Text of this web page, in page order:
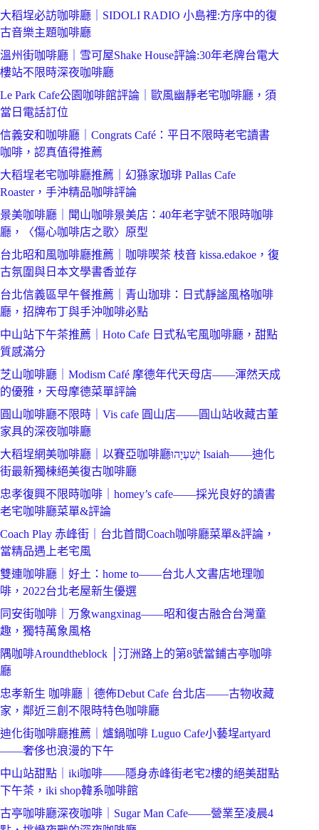
大稻埕必訪咖啡廳｜SIDOLI RADIO 小島裡:方序中的復
古音樂主題咖啡廳
溫州街咖啡廳｜雪可屋Shake House評論:30年老牌台電大
樓站不限時深夜咖啡廳
Le Park Cafe公園咖啡館評論｜歐風幽靜老宅咖啡廳，須
當日電話訂位
信義安和咖啡廳｜Congrats Café：平日不限時老宅讀書
咖啡，認真值得推薦
大稻埕老宅咖啡廳推薦｜幻猻家珈琲 Pallas Cafe
Roaster，手沖精品咖啡評論
景美咖啡廳｜聞山咖啡景美店：40年老字號不限時咖啡
廳，〈傷心咖啡店之歌〉原型
台北昭和風咖啡廳推薦｜咖啡喫茶 枝音 kissa.edakoe，復
古氛圍與日本文學書香並存
台北信義區早午餐推薦｜青山珈琲：日式靜謐風格咖啡
廳，招牌布丁與手沖咖啡必點
中山站下午茶推薦｜Hoto Cafe 日式私宅風咖啡廳，甜點
質感滿分
芝山咖啡廳｜Modism Café 摩德年代天母店——渾然天成
的優雅，天母摩德菜單評論
圓山咖啡廳不限時｜Vis cafe 圓山店——圓山站收藏古董
家具的深夜咖啡廳
大稻埕網美咖啡廳｜以賽亞咖啡廳יְשַׁעְיָהוּ Isaiah——迪化
街最新獨棟絕美復古咖啡廳
忠孝復興不限時咖啡｜homey’s cafe——採光良好的讀書
老宅咖啡廳菜單&評論
Coach Play 赤峰街｜台北首間Coach咖啡廳菜單&評論，
當精品遇上老宅風
雙連咖啡廳｜好土：home to——台北人文書店地理咖
啡，2022台北老屋新生優選
同安街咖啡｜万象wangxinag——昭和復古融合台灣童
趣，獨特萬象風格
隅咖啡Aroundtheblock │汀洲路上的第8號當鋪古亭咖啡
廳
忠孝新生 咖啡廳｜德佈Debut Cafe 台北店——古物收藏
家，鄰近三創不限時特色咖啡廳
迪化街咖啡廳推薦｜爐鍋咖啡 Luguo Cafe小藝埕artyard
——奢侈也浪漫的下午
中山站甜點｜iki咖啡——隱身赤峰街老宅2樓的絕美甜點
下午茶，iki shop韓系咖啡館
古亭咖啡廳深夜咖啡｜Sugar Man Cafe——營業至凌晨4